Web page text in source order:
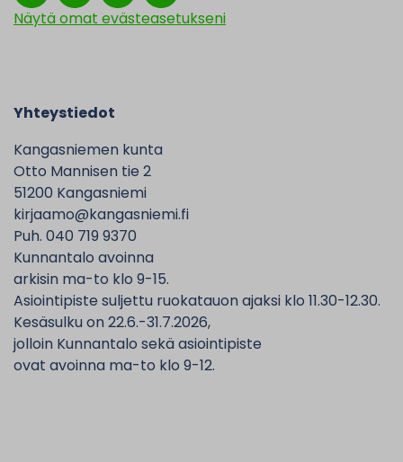
Näytä omat evästeasetukseni
Yhteystiedot
Kangasniemen kunta
Otto Mannisen tie 2
51200 Kangasniemi
kirjaamo@kangasniemi.fi
Puh. 040 719 9370
Kunnantalo avoinna
arkisin ma-to klo 9-15.
Asiointipiste suljettu ruokatauon ajaksi klo 11.30-12.30.
Kesäsulku on 22.6.-31.7.2026,
jolloin Kunnantalo sekä asiointipiste
ovat avoinna ma-to klo 9-12.